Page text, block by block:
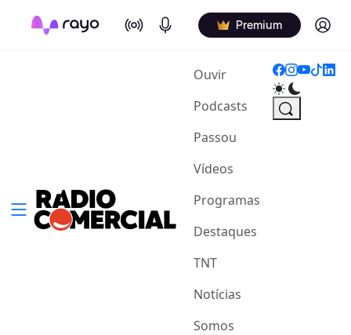
On Air Podcasts Premium Log in
Ouvir(current)
Podcasts
Passou
Vídeos
Programas
Destaques
TNT
Notícias
Somos